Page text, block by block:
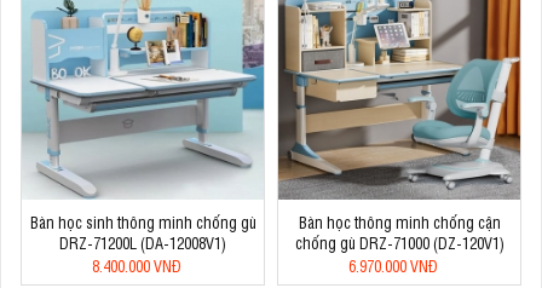
Bàn học sinh thông minh chống gù
DRZ-71200L (DA-12008V1)
8.400.000 VNĐ
Bàn học thông minh chống cận
chống gù DRZ-71000 (DZ-120V1)
6.970.000 VNĐ